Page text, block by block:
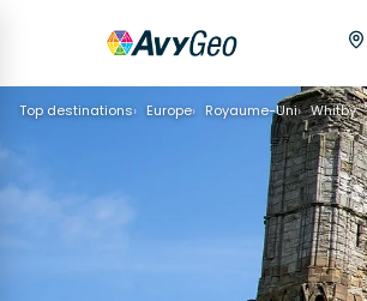
Top destinations Europe Royaume-Uni Whitby